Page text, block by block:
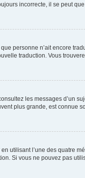
incorrecte, il se peut
personne n’ait encore
traduction. Vous
les messages d’un
plus grande, est connue
utilisant l’une des quatre
Si vous ne pouvez pas